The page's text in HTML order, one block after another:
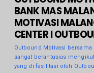
BANK MAS
MOTIVASI
CENTER I
Outbound Motivasi bersama
sangat berantusias
yang di fasilitasi oleh